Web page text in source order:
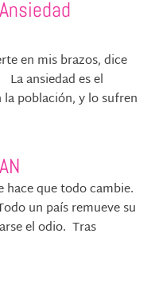
en mis brazos, dice
La ansiedad es el
población, y lo sufren
hace que todo cambie.
un país remueve su
el odio. Tras